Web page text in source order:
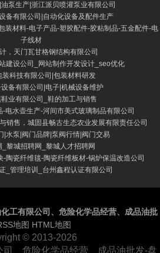
泵生产|浙江派贝喷灌泵业有限公司
备有限公司|自动化设备及配件生产
装材料-电子产品-塑胶配件-胶粘制品-五金配件-电
子线材
，天门瓦甘格钢结构有限公司
建设公司_网站制作开发设计_seo优化
装科技有限公司|包装材料研发
备有限公司|电子|机械设备维护
业有限公司_鞋的加工与销售
电水壶生产-河间市美式玻璃制品有限公司
销售，城固县畅古生态农业发展有限责任公司
|水泵|阀门品牌|泵阀行情|阀门交易
_黎城招聘网_黎城人才招聘网
-陶瓷纤维毯-陶瓷纤维板材-锅炉保温改造公司
_管理培训_台州鑫程认证有限公司
工有限公司、危险化学品经营、成品油批
地图 HTML地图
© 2013-2026
、危险化学品经营、成品油批发-盘